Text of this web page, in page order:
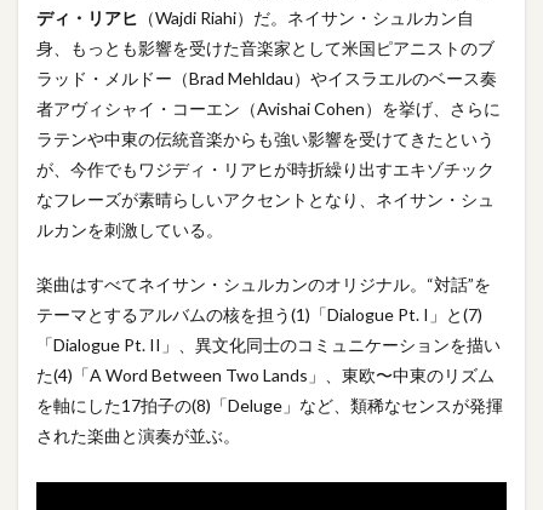
ディ・リアヒ
（Wajdi Riahi）だ。ネイサン・シュルカン自
身、もっとも影響を受けた音楽家として米国ピアニストのブ
ラッド・メルドー（Brad Mehldau）やイスラエルのベース奏
者アヴィシャイ・コーエン（Avishai Cohen）を挙げ、さらに
ラテンや中東の伝統音楽からも強い影響を受けてきたという
が、今作でもワジディ・リアヒが時折繰り出すエキゾチック
なフレーズが素晴らしいアクセントとなり、ネイサン・シュ
ルカンを刺激している。
楽曲はすべてネイサン・シュルカンのオリジナル。“対話”を
テーマとするアルバムの核を担う(1)「Dialogue Pt. I」と(7)
「Dialogue Pt. II」、異文化同士のコミュニケーションを描い
た(4)「A Word Between Two Lands」、東欧〜中東のリズム
を軸にした17拍子の(8)「Deluge」など、類稀なセンスが発揮
された楽曲と演奏が並ぶ。